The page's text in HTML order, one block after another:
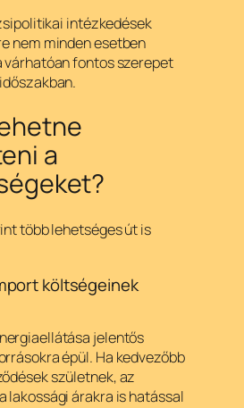
intézkedések
nem minden esetben
várhatóan fontos szerepet
a
több lehetséges út is
költségeinek
jelentős
épül. Ha kedvezőbb
születnek, az
lakossági árakra is hatással